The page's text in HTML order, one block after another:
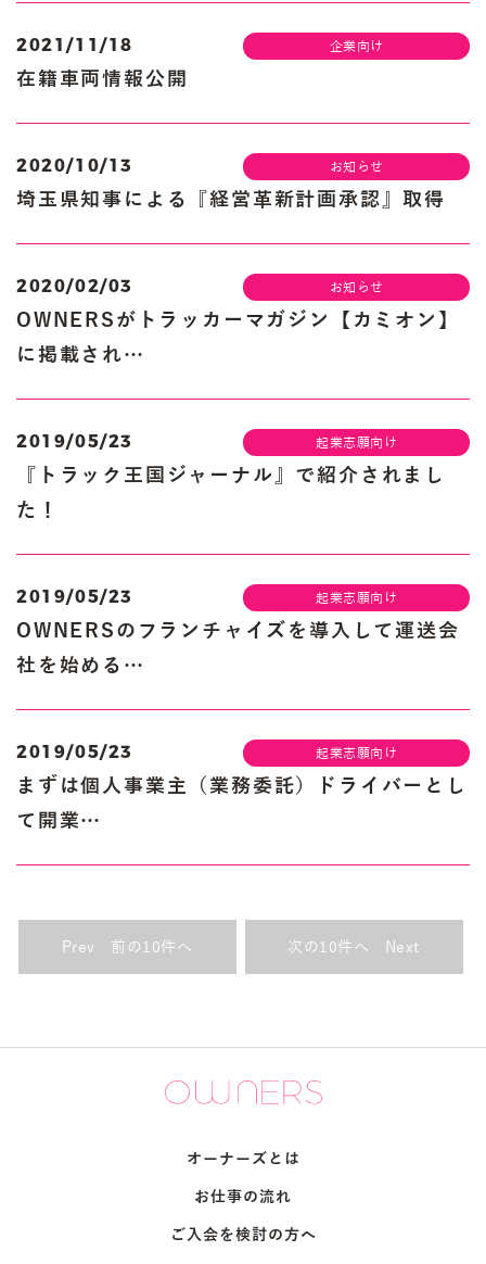
2021/11/18 企業向け
在籍車両情報公開
2020/10/13 お知らせ
埼玉県知事による『経営革新計画承認』取得
2020/02/03 お知らせ
OWNERSがトラッカーマガジン【カミオン】
に掲載され…
2019/05/23 起業志願向け
『トラック王国ジャーナル』で紹介されまし
た！
2019/05/23 起業志願向け
OWNERSのフランチャイズを導入して運送会
社を始める…
2019/05/23 起業志願向け
まずは個人事業主（業務委託）ドライバーとし
て開業…
Prev Next
オーナーズとは
お仕事の流れ
ご入会を検討の方へ